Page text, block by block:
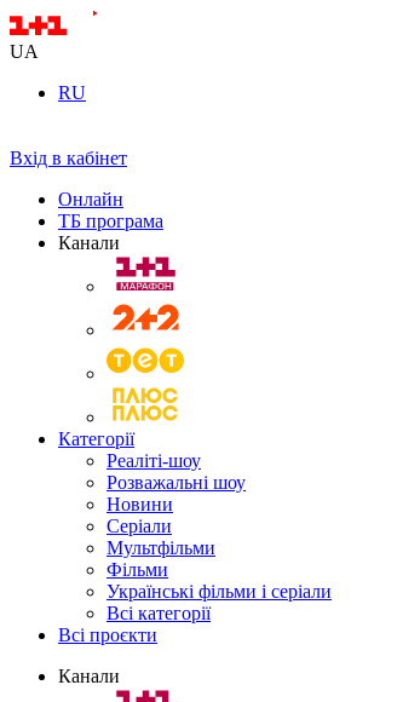
UA
RU
Вхід в кабінет
Онлайн
ТБ програма
Канали
Категорії
Реаліті-шоу
Розважальні шоу
Новини
Серіали
Мультфільми
Фільми
Українські фільми і серіали
Всі категорії
Всі проєкти
Канали